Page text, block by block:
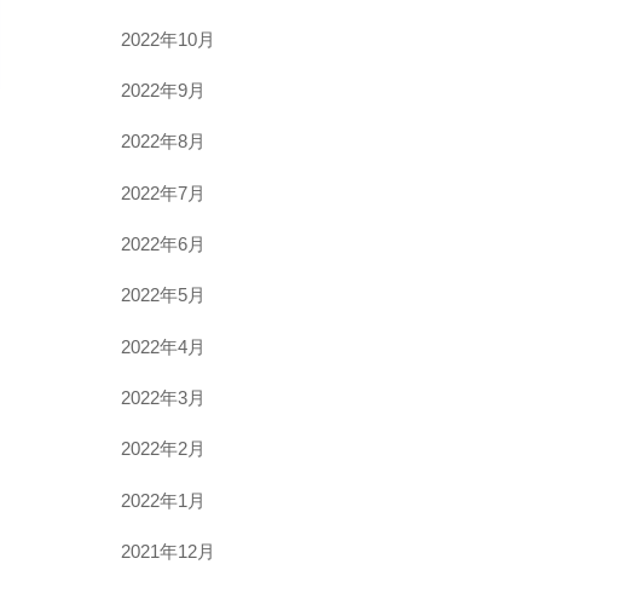
2022年10月
2022年9月
2022年8月
2022年7月
2022年6月
2022年5月
2022年4月
2022年3月
2022年2月
2022年1月
2021年12月